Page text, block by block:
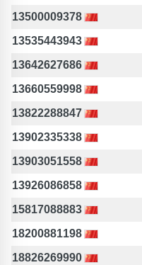
位置分類
次數分類
生日分類
13500009378
13535443943
13642627686
13660559998
13822288847
13902335338
13903051558
13926086858
15817088883
18200881198
18826269990